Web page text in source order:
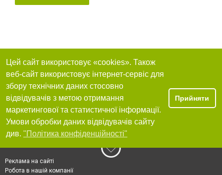
Цей сайт використовує «cookies». Також
веб-сайт використовує інтернет-сервіс для
збору технічних даних стосовно
відвідувачів з метою отримання
маркетингової та статистичної інформації.
Умови обробки даних відвідувачів сайту
див. "Політика конфіденційності"
Прийняти
Реклама на сайті
Робота в нашій компанії